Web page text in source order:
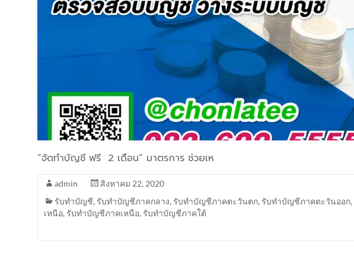
“จัดทำบัญชี ฟรี 2 เดือน” มาตรการ ช่วยเห
admin
สิงหาคม 22, 2020
รับทำบัญชี, รับทำบัญชีภาคกลาง, รับทำบัญชีภาคตะวันตก, รับทำบัญชีภาคตะวันออก,
เหนือ, รับทำบัญชีภาคเหนือ, รับทำบัญชีภาคใต้